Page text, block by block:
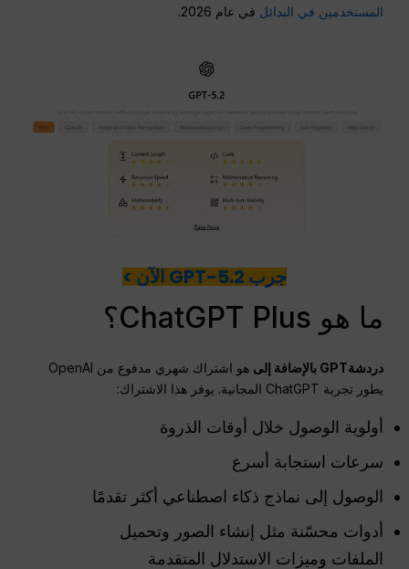
المستخدمين في البدائل في عام 2026.
جرب GPT-5.2 الآن >
ما هو ChatGPT Plus؟
دردشةGPT بالإضافة إلى
هو اشتراك شهري مدفوع من OpenAI
يطور تجربة ChatGPT المجانية. يوفر هذا الاشتراك:
أولوية الوصول خلال أوقات الذروة
سرعات استجابة أسرع
الوصول إلى نماذج ذكاء اصطناعي أكثر تقدمًا
أدوات محسّنة مثل إنشاء الصور وتحميل
الملفات وميزات الاستدلال المتقدمة